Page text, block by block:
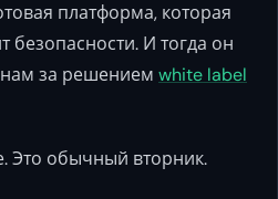
платформа, которая
безопасности. И тогда он
нам за решением white label
Это обычный вторник.